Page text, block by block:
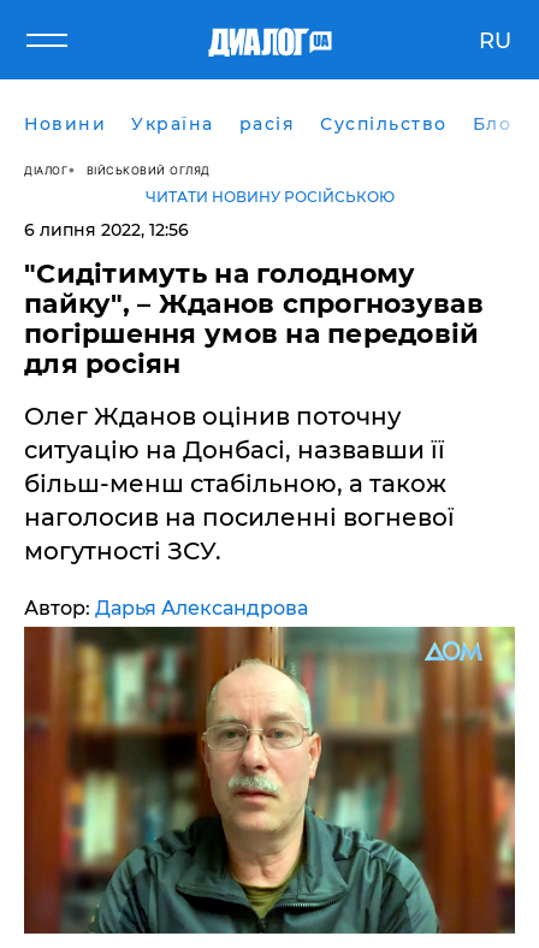
RU
Новини Україна расія Суспільство Блоги
ДІАЛОГ ВІЙСЬКОВИЙ ОГЛЯД
ЧИТАТИ НОВИНУ РОСІЙСЬКОЮ
6 липня 2022, 12:56
"Сидітимуть на голодному
пайку", – Жданов спрогнозував
погіршення умов на передовій
для росіян
Олег Жданов оцінив поточну
ситуацію на Донбасі, назвавши її
більш-менш стабільною, а також
наголосив на посиленні вогневої
могутності ЗСУ.
Автор: Дарья Александрова